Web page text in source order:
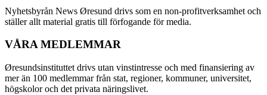
Nyhetsbyrån News Øresund drivs som en non-profitverksamhet och
ställer allt material gratis till förfogande för media.
VÅRA MEDLEMMAR
Øresundsinstituttet drivs utan vinst­intresse och med finansiering av
mer än 100 medlemmar från stat, regioner, kommuner, universitet,
högskolor och det privata näringslivet.